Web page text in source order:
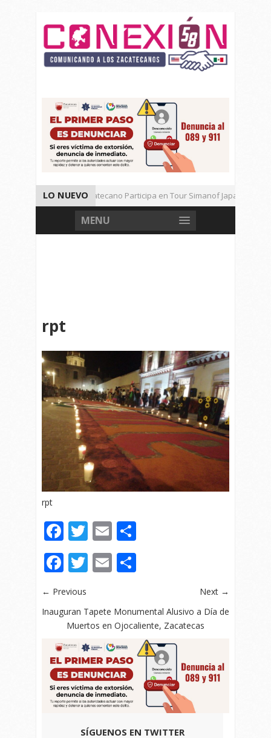
LO NUEVO
Universitario Zacatecano Participa en Tour Simanof Japan 2026
Implementa SAMA Estrategia de Reciclaje con Empresa PetStar
MENU
rpt
rpt
Facebook
Twitter
Email
Facebook
Twitter
Email
← Previous
Next →
Inauguran Tapete Monumental Alusivo a Día de
Muertos en Ojocaliente, Zacatecas
SÍGUENOS EN TWITTER